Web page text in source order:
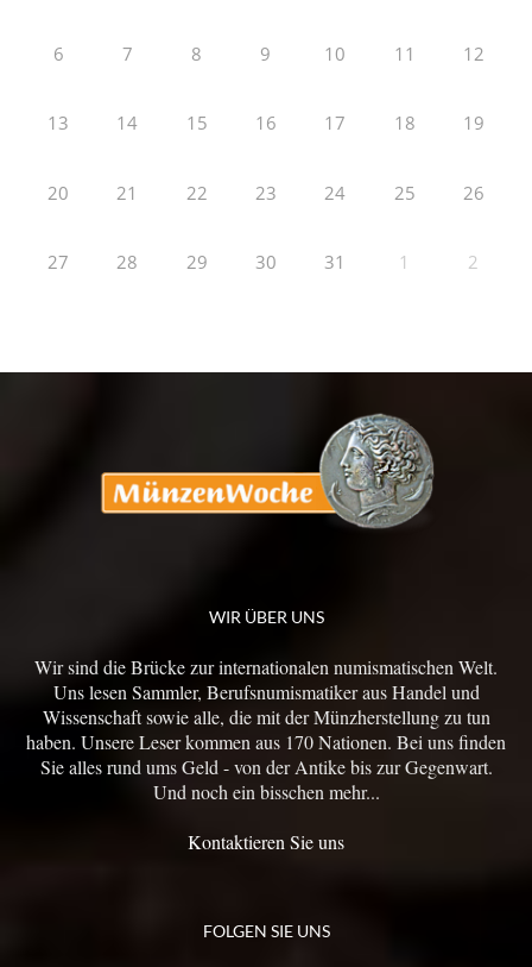
6 7 8 9 10 11 12
13 14 15 16 17 18 19
20 21 22 23 24 25 26
27 28 29 30 31 1 2
WIR ÜBER UNS
Wir sind die Brücke zur internationalen numismatischen Welt.
Uns lesen Sammler, Berufsnumismatiker aus Handel und
Wissenschaft sowie alle, die mit der Münzherstellung zu tun
haben. Unsere Leser kommen aus 170 Nationen. Bei uns finden
Sie alles rund ums Geld - von der Antike bis zur Gegenwart.
Und noch ein bisschen mehr...
Kontaktieren Sie uns
FOLGEN SIE UNS